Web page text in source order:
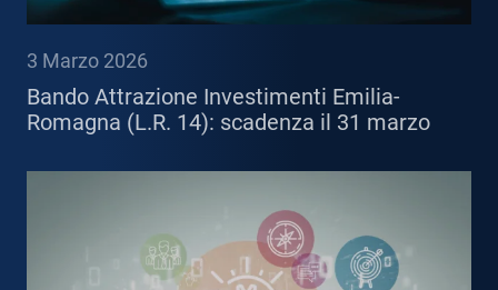
3 Marzo 2026
Bando Attrazione Investimenti Emilia-
Romagna (L.R. 14): scadenza il 31 marzo